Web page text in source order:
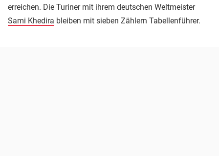
erreichen. Die Turiner mit ihrem deutschen Weltmeister
Sami Khedira bleiben mit sieben Zählern Tabellenführer.